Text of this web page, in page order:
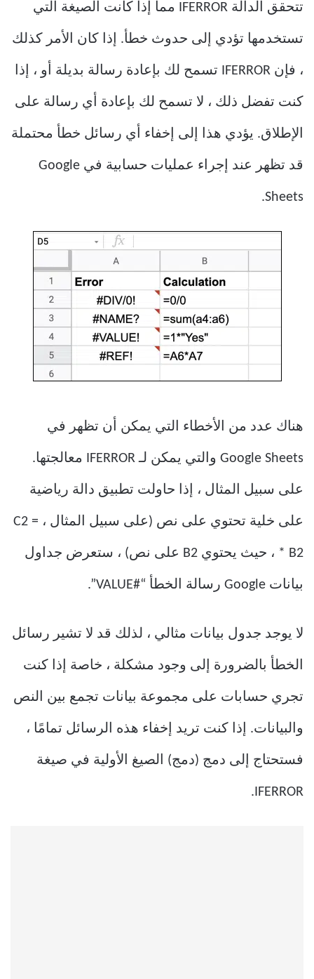
تتحقق الدالة IFERROR مما إذا كانت الصيغة التي
تستخدمها تؤدي إلى حدوث خطأ. إذا كان الأمر كذلك
، فإن IFERROR تسمح لك بإعادة رسالة بديلة أو ، إذا
كنت تفضل ذلك ، لا تسمح لك بإعادة أي رسالة على
الإطلاق. يؤدي هذا إلى إخفاء أي رسائل خطأ محتملة
قد تظهر عند إجراء عمليات حسابية في Google
Sheets.
هناك عدد من الأخطاء التي يمكن أن تظهر في
Google Sheets والتي يمكن لـ IFERROR معالجتها.
على سبيل المثال ، إذا حاولت تطبيق دالة رياضية
على خلية تحتوي على نص (على سبيل المثال ، = C2
* B2 ، حيث يحتوي B2 على نص) ، ستعرض جداول
بيانات Google رسالة الخطأ “#VALUE”.
لا يوجد جدول بيانات مثالي ، لذلك قد لا تشير رسائل
الخطأ بالضرورة إلى وجود مشكلة ، خاصة إذا كنت
تجري حسابات على مجموعة بيانات تجمع بين النص
والبيانات. إذا كنت تريد إخفاء هذه الرسائل تمامًا ،
فستحتاج إلى دمج (دمج) الصيغ الأولية في صيغة
IFERROR.